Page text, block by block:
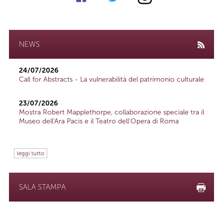
NEWS
24/07/2026
Call for Abstracts - La vulnerabilità del patrimonio culturale
23/07/2026
Mostra Robert Mapplethorpe, collaborazione speciale tra il
Museo dell'Ara Pacis e il Teatro dell'Opera di Roma
leggi tutto
SALA STAMPA